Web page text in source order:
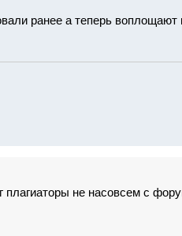
ранее а теперь воплощают
плагиаторы не насовсем с